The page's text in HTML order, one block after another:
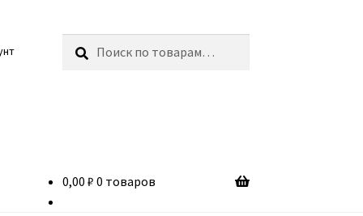
0,00 ₽ 0 товаров